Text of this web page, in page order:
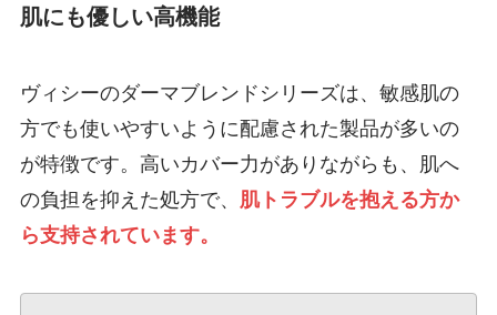
肌にも優しい高機能
ヴィシーのダーマブレンドシリーズは、敏感肌の
方でも使いやすいように配慮された製品が多いの
が特徴です。高いカバー力がありながらも、肌へ
の負担を抑えた処方で、
肌トラブルを抱える方か
ら支持されています。